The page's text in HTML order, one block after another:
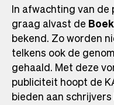
In afwachting van de
graag alvast de
bekend. Zo worden
telkens ook de
gehaald. Met deze
publiciteit hoopt de
bieden aan